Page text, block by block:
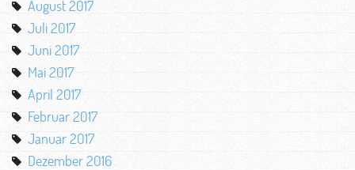
August 2017
Juli 2017
Juni 2017
Mai 2017
April 2017
Februar 2017
Januar 2017
Dezember 2016